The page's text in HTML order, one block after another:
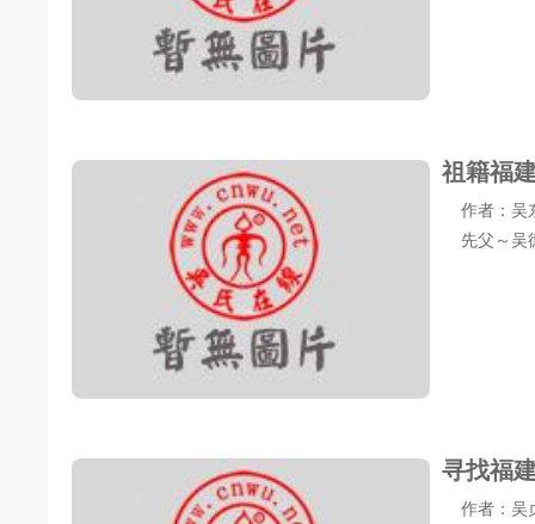
祖籍福
作者：吴
先父～吴
寻找福
作者：吴